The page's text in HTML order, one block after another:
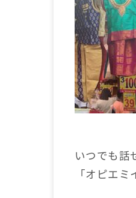
いつでも話
「オピエミ